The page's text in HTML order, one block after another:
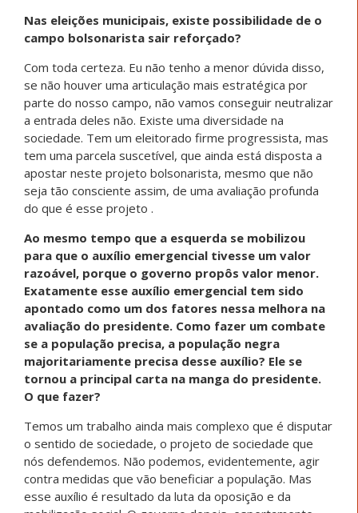
Nas eleições municipais, existe possibilidade de o
campo bolsonarista sair reforçado?
Com toda certeza. Eu não tenho a menor dúvida disso,
se não houver uma articulação mais estratégica por
parte do nosso campo, não vamos conseguir neutralizar
a entrada deles não. Existe uma diversidade na
sociedade. Tem um eleitorado firme progressista, mas
tem uma parcela suscetível, que ainda está disposta a
apostar neste projeto bolsonarista, mesmo que não
seja tão consciente assim, de uma avaliação profunda
do que é esse projeto .
Ao mesmo tempo que a esquerda se mobilizou
para que o auxílio emergencial tivesse um valor
razoável, porque o governo propôs valor menor.
Exatamente esse auxílio emergencial tem sido
apontado como um dos fatores nessa melhora na
avaliação do presidente. Como fazer um combate
se a população precisa, a população negra
majoritariamente precisa desse auxílio? Ele se
tornou a principal carta na manga do presidente.
O que fazer?
Temos um trabalho ainda mais complexo que é disputar
o sentido de sociedade, o projeto de sociedade que
nós defendemos. Não podemos, evidentemente, agir
contra medidas que vão beneficiar a população. Mas
esse auxílio é resultado da luta da oposição e da